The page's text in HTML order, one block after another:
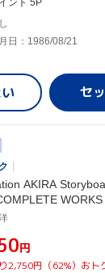
日：1986/08/21
AKIRA
WORKS
円
2,750円（62%）おト